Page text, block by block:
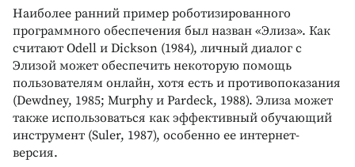
Наиболее ранний пример роботизированного
программного обеспечения был назван «Элиза». Как
считают Odell и Dickson (1984), личный диалог с
Элизой может обеспечить некоторую помощь
пользователям онлайн, хотя есть и противопоказания
(Dewdney, 1985; Murphy и Pardeck, 1988). Элиза может
также использоваться как эффективный обучающий
инструмент (Suler, 1987), особенно ее интернет-
версия.